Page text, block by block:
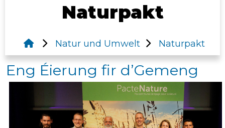
Naturpakt
Naturpakt
Natur und Umwelt
Eng Éierung fir d’Gemeng